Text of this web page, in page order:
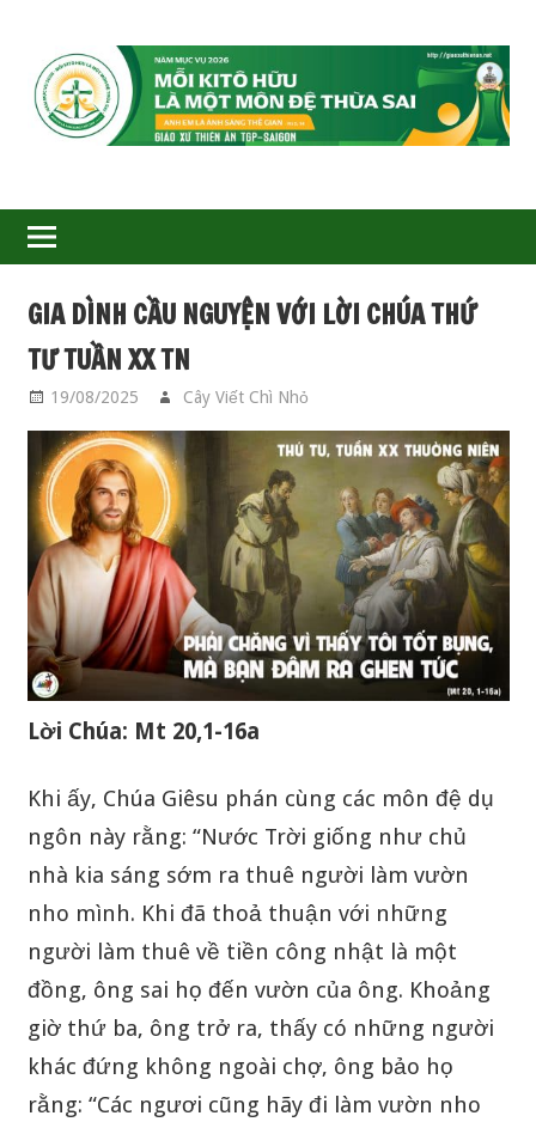
GIÁO
XỨ
THIÊN
ÂN-
TGP
SAIGON
GIA DÌNH CẦU NGUYỆN VỚI LỜI CHÚA THỨ
TƯ TUẦN XX TN
19/08/2025 Cây Viết Chì Nhỏ
Lời Chúa: Mt 20,1-16a
Khi ấy, Chúa Giêsu phán cùng các môn đệ dụ
ngôn này rằng: “Nước Trời giống như chủ
nhà kia sáng sớm ra thuê người làm vườn
nho mình. Khi đã thoả thuận với những
người làm thuê về tiền công nhật là một
đồng, ông sai họ đến vườn của ông. Khoảng
giờ thứ ba, ông trở ra, thấy có những người
khác đứng không ngoài chợ, ông bảo họ
rằng: “Các ngươi cũng hãy đi làm vườn nho